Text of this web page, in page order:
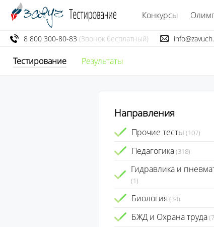
Конкурсы
8 800 300-80-83 (Звонок бесплатный)
Тестирование Результаты
Направления
Прочие тесты (107)
Педагогика(318)
Гидравлика и
(1)
Биология (34)
БЖД и Охрана труда